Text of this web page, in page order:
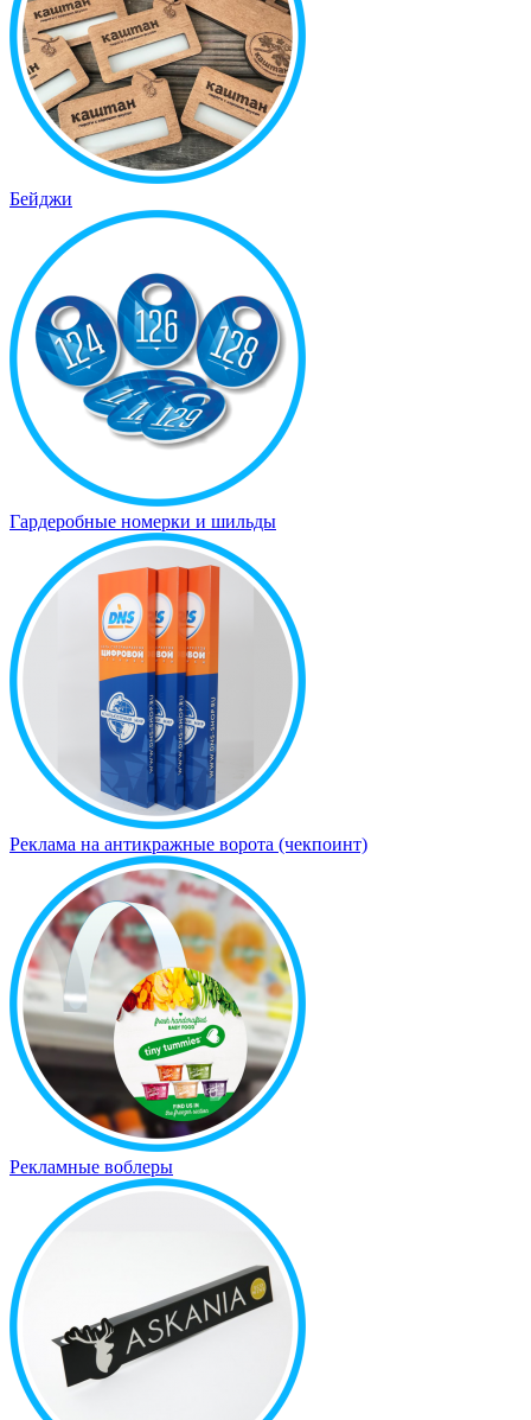
Бейджи
Гардеробные номерки и шильды
Реклама на антикражные ворота (чекпоинт)
Рекламные воблеры